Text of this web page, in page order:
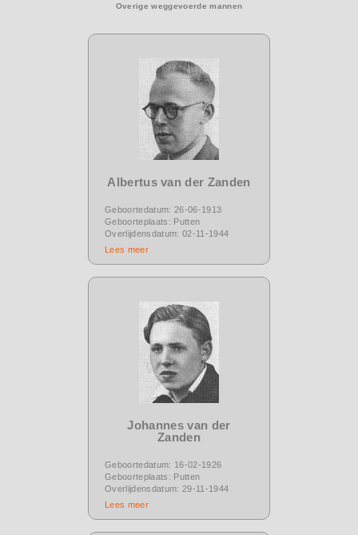
Overige weggevoerde mannen
Albertus van der Zanden
Geboortedatum: 26-06-1913
Geboorteplaats: Putten
Overlijdensdatum: 02-11-1944
Lees meer
Johannes van der
Zanden
Geboortedatum: 16-02-1926
Geboorteplaats: Putten
Overlijdensdatum: 29-11-1944
Lees meer